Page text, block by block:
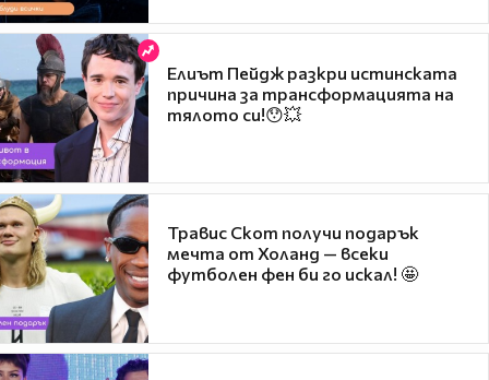
Елиът Пейдж разкри истинската
причина за трансформацията на
тялото си!😯💥
Травис Скот получи подарък
мечта от Холанд — всеки
футболен фен би го искал! 🤩